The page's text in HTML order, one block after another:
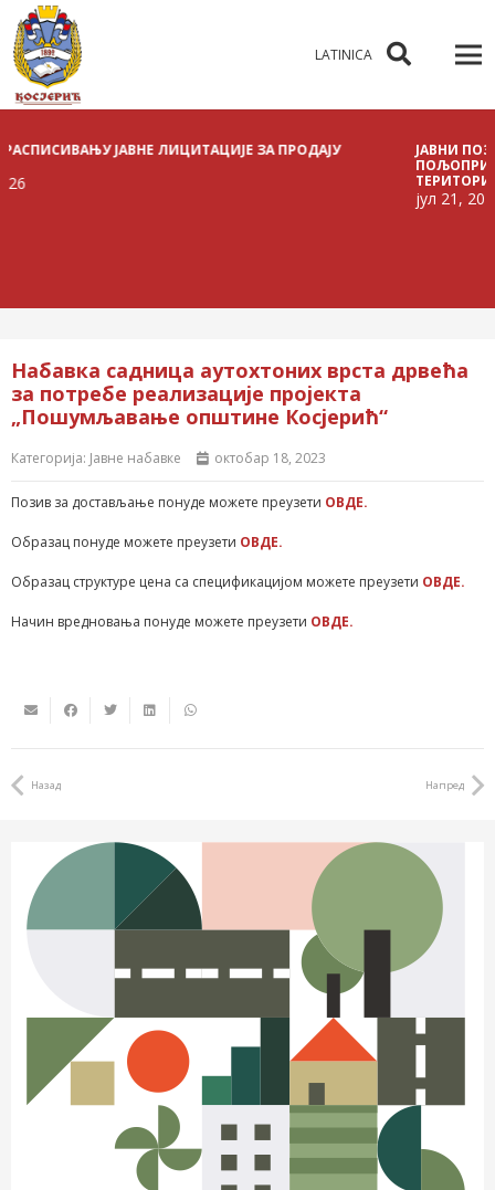
LATINICA
ЈАВНЕ ЛИЦИТАЦИЈЕ ЗА ПРОДАЈУ
ЈАВНИ ПОЗИВ
ТЕРИТОРИЈИ
јул 21, 2026
Набавка садница аутохтоних врста дрвећа
за потребе реализације пројекта
„Пошумљавање општине Косјерић“
Категорија: Јавне набавке октобар 18, 2023
Позив за достављање понуде можете преузети ОВДЕ.
Образац понуде можете преузети ОВДЕ.
Образац структуре цена са спецификацијом можете преузети ОВДЕ.
Начин вредновања понуде можете преузети ОВДЕ.
Назад Напред